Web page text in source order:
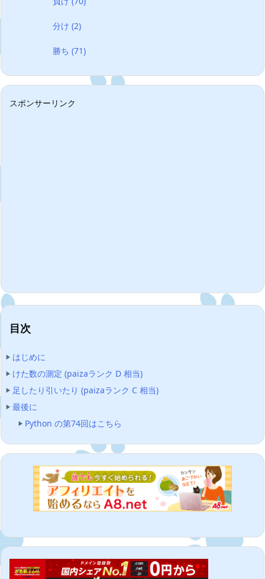
分け(2)
勝ち(71)
スポンサーリンク
目次
はじめに
けた数の測定 (paizaランク D 相当)
足したり引いたり (paizaランク C 相当)
最後に
Python の第74回はこちら